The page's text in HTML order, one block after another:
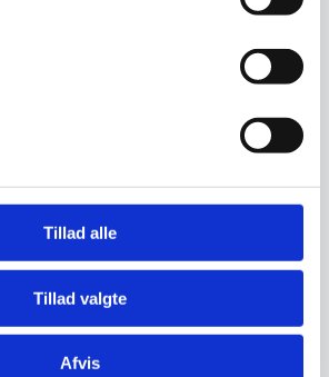
Tillad alle
Tillad valgte
Afvis
klar –
Vinglas 35cl krystal kasse
Dette vinglas er skabt til at